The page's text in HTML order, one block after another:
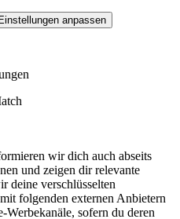
Einstellungen anpassen
wir dich auch abseits
und zeigen dir relevante
deine verschlüsselten
folgenden externen Anbietern
Werbekanäle, sofern du deren